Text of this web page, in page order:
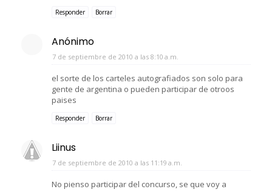
Responder Borrar
Anónimo
7 de septiembre de 2010 a las 8:10 a.m.
el sorte de los carteles autografiados son solo para
gente de argentina o pueden participar de otroos
paises
Responder Borrar
Liinus
7 de septiembre de 2010 a las 11:19 a.m.
No pienso participar del concurso, se que voy a